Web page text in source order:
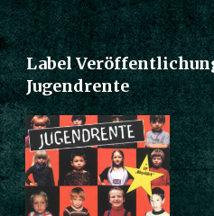
Label
Jugendrente